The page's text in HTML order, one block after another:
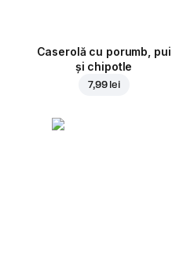
Caserolă cu porumb, pui
și chipotle
7,99 lei